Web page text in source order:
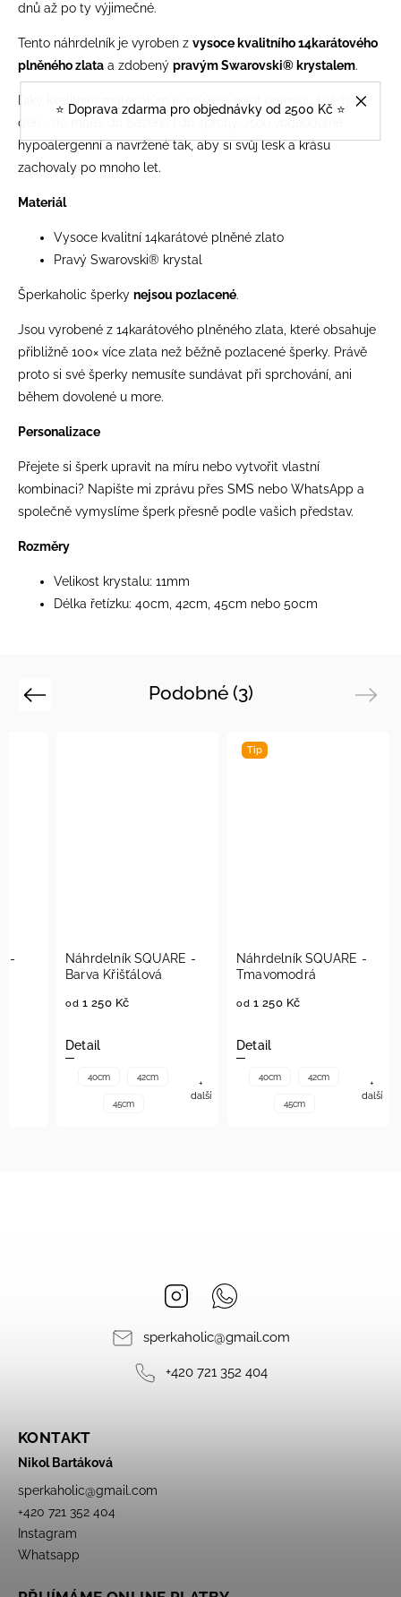
⭐️ Doprava zdarma pro objednávky od 2500 Kč ⭐️
dnů až po ty výjimečné.
Tento náhrdelník je vyroben z vysoce kvalitního 14karátového
plněného zlata a zdobený pravým Swarovski® krystalem.
Díky kvalitním materiálům je můžete nosit opravdu každý
den... do moře, do bazénu i do sprchy. Jsou voděodolné,
hypoalergenní a navržené tak, aby si svůj lesk a krásu
zachovaly po mnoho let.
Materiál
Vysoce kvalitní 14karátové plněné zlato
Pravý Swarovski® krystal
Šperkaholic šperky nejsou pozlacené.
Jsou vyrobené z 14karátového plněného zlata, které obsahuje
přibližně 100× více zlata než běžně pozlacené šperky. Právě
proto si své šperky nemusíte sundávat při sprchování, ani
během dovolené u more.
Personalizace
Přejete si šperk upravit na míru nebo vytvořit vlastní
kombinaci? Napište mi zprávu přes SMS nebo WhatsApp a
společně vymyslíme šperk přesně podle vašich představ.
Rozměry
Velikost krystalu: 11mm
Délka řetízku: 40cm, 42cm, 45cm nebo 50cm
Podobné (3)
Previous
-
Náhrdelník SQUARE -
Barva Křišťálová
od 1 250 Kč
Detail
40cm 42cm
45cm
+
další
Tip
Náhrdelník SQUARE -
Tmavomodrá
od 1 250 Kč
Detail
40cm 42cm
45cm
+
další
Next
Instagram
sperkaholic@gmail.com
+420 721 352 404
KONTAKT
Nikol Bartáková
sperkaholic@gmail.com
+420 721 352 404
Instagram
Whatsapp